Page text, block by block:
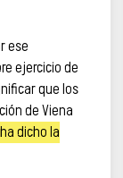
ese
ejercicio de
que los
de Viena
dicho la